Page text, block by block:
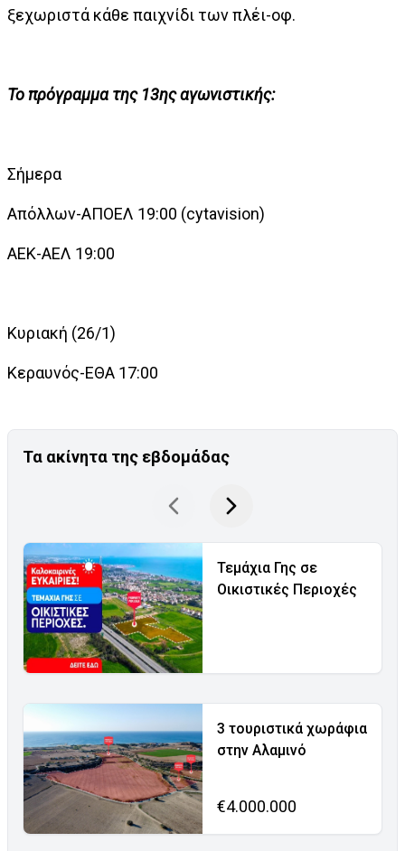
ξεχωριστά κάθε παιχνίδι των πλέι-οφ.
Το πρόγραμμα της 13ης αγωνιστικής:
Σήμερα
Απόλλων-ΑΠΟΕΛ 19:00 (cytavision)
ΑΕΚ-ΑΕΛ 19:00
Κυριακή (26/1)
Κεραυνός-ΕΘΑ 17:00
Τα ακίνητα της εβδομάδας
Τεμάχια Γης σε
Οικιστικές Περιοχές
3 τουριστικά χωράφια
στην Αλαμινό
€4.000.000